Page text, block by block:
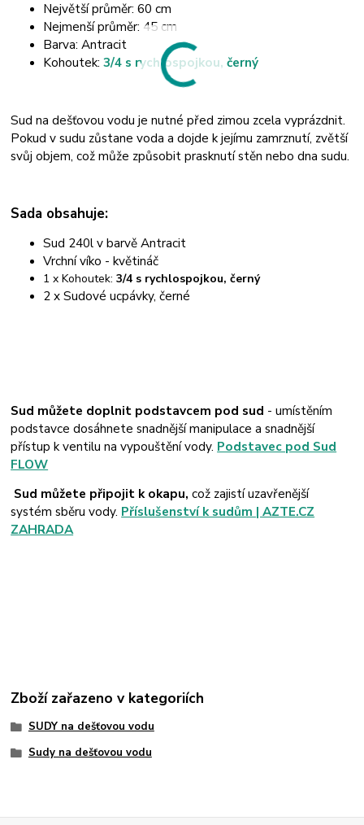
Největší průměr: 60 cm
Nejmenší průměr: 45 cm
Barva: Antracit
Kohoutek: 3/4 s rychlospojkou, černý
Sud na dešťovou vodu je nutné před zimou zcela vyprázdnit.
Pokud v sudu zůstane voda a dojde k jejímu zamrznutí, zvětší
svůj objem, což může způsobit prasknutí stěn nebo dna sudu.
Sada obsahuje:
Sud 240l v barvě Antracit
Vrchní víko - květináč
1 x Kohoutek: 3/4 s rychlospojkou, černý
2 x Sudové ucpávky, černé
Sud můžete doplnit podstavcem pod sud - umístěním
podstavce dosáhnete snadnější manipulace a snadnější
přístup k ventilu na vypouštění vody. Podstavec pod Sud
FLOW
Sud můžete připojit k okapu, což zajistí uzavřenější
systém sběru vody. Příslušenství k sudům | AZTE.CZ
ZAHRADA
Zboží zařazeno v kategoriích
SUDY na dešťovou vodu
Sudy na dešťovou vodu